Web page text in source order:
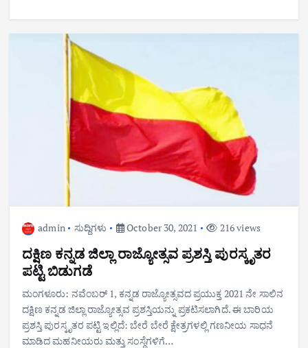
admin ಸುದ್ದಿಗಳು October 30, 2021 216 views
ದಕ್ಷಿಣ ಕನ್ನಡ ಜಿಲ್ಲಾ ರಾಜ್ಯೋತ್ಸವ ಪ್ರಶಸ್ತಿ ಪುರಸ್ಕೃತ‌ರ
ಪಟ್ಟಿ ಬಿಡುಗಡೆ
ಮಂಗಳೂರು: ನವೆಂಬರ್ 1, ಕನ್ನಡ ರಾಜ್ಯೋತ್ಸವ‌ದ ಪ್ರಯುಕ್ತ 2021 ನೇ ಸಾಲಿನ
ದಕ್ಷಿಣ ಕನ್ನಡ ಜಿಲ್ಲಾ ರಾಜ್ಯೋತ್ಸವ ಪ್ರಶಸ್ತಿ‌ಯನ್ನು ಪ್ರಕಟಿಸಲಾಗಿದೆ. ಈ ಬಾರಿಯ
ಪ್ರಶಸ್ತಿ ಪುರಸ್ಕೃತ‌ರ ಪಟ್ಟಿ ಇಲ್ಲಿದೆ: ಬೇರೆ ಬೇರೆ ಕ್ಷೇತ್ರ‌ಗಳಲ್ಲಿ ಗಣನೀಯ ಸಾಧನೆ
ಮಾಡಿದ ಮಹನೀಯರು ಮತ್ತು ಸಂಸ್ಥೆಗಳಿಗೆ…